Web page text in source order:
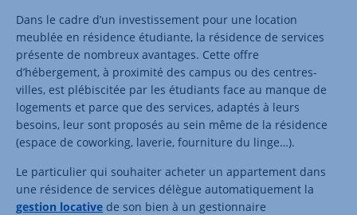
Dans le cadre d’un investissement pour une location
meublée en résidence étudiante, la résidence de services
présente de nombreux avantages. Cette offre
d’hébergement, à proximité des campus ou des centres-
villes, est plébiscitée par les étudiants face au manque de
logements et parce que des services, adaptés à leurs
besoins, leur sont proposés au sein même de la résidence
(espace de coworking, laverie, fourniture du linge…).
Le particulier qui souhaiter acheter un appartement dans
une résidence de services délègue automatiquement la
gestion locative de son bien à un gestionnaire